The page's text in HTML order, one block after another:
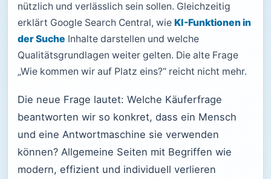
nützlich und verlässlich sein sollen. Gleichzeitig
erklärt Google Search Central, wie KI-Funktionen in
der Suche Inhalte darstellen und welche
Qualitätsgrundlagen weiter gelten. Die alte Frage
„Wie kommen wir auf Platz eins?“ reicht nicht mehr.
Die neue Frage lautet: Welche Käuferfrage
beantworten wir so konkret, dass ein Mensch
und eine Antwortmaschine sie verwenden
können? Allgemeine Seiten mit Begriffen wie
modern, effizient und individuell verlieren